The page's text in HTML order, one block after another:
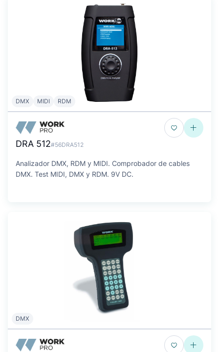
DMX MIDI RDM
DRA 512#56DRA512
Analizador DMX, RDM y MIDI. Comprobador de cables
DMX. Test MIDI, DMX y RDM. 9V DC.
DMX